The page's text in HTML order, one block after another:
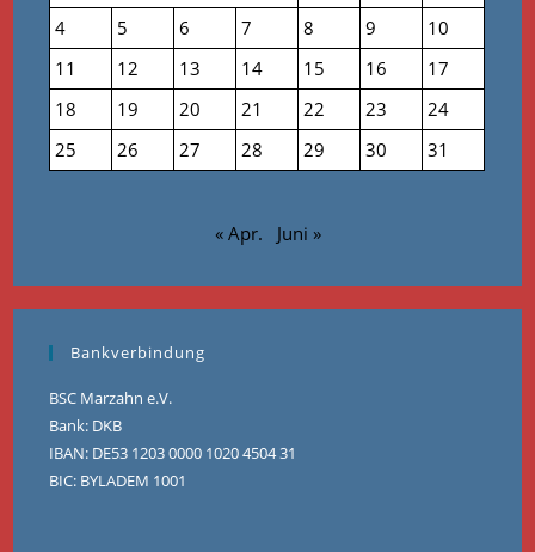
4
5 6 7 8 9
10
11
12 13 14 15 16
17
18
19 20 21 22 23
24
25
26 27 28 29 30 31
« Apr. Juni »
Bankverbindung
BSC Marzahn e.V.
Bank: DKB
IBAN: DE53 1203 0000 1020 4504 31
BIC: BYLADEM 1001